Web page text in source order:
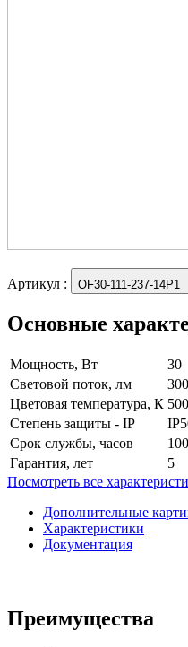
Артикул : OF30-111-237-14P1
Основные
Мощность, Вт
30
Световой поток, лм
Цветовая температура, К
Степень защиты - IP
Срок службы, часов
Гарантия, лет
5
Посмотреть все
Дополнительные
Характеристики
Документация
Преимущества